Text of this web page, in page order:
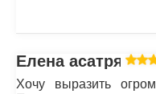
Елена асатрян
Хочу выразить